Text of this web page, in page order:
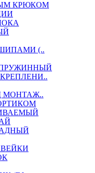
КРЮКОМ
(..
МОНТАЖ..